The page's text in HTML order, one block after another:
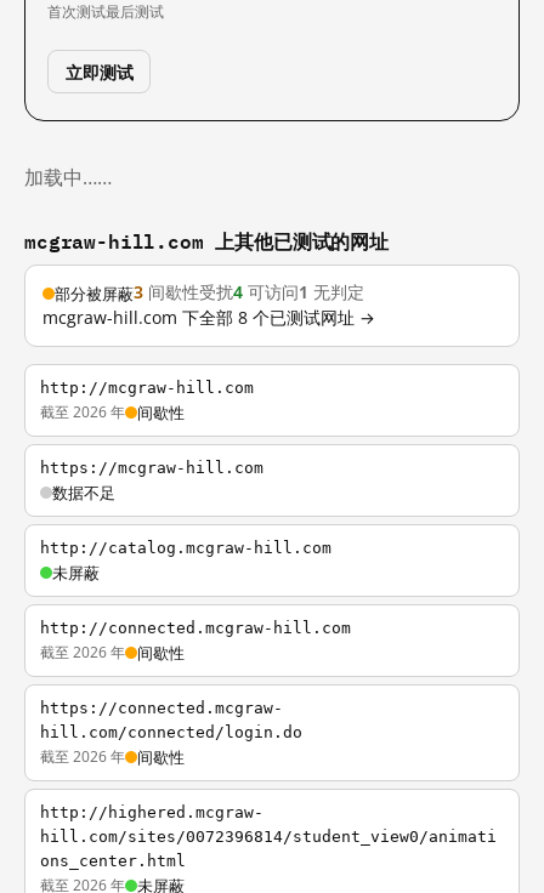
首次测试最后测试
立即测试
加载中……
mcgraw-hill.com 上其他已测试的网址
部分被屏蔽3 间歇性受扰4 可访问1 无判定
mcgraw-hill.com 下全部 8 个已测试网址 →
http://mcgraw-hill.com
截至 2026 年 间歇性
https://mcgraw-hill.com
数据不足
http://catalog.mcgraw-hill.com
未屏蔽
http://connected.mcgraw-hill.com
截至 2026 年 间歇性
https://connected.mcgraw-
hill.com/connected/login.do
截至 2026 年 间歇性
http://highered.mcgraw-
hill.com/sites/0072396814/student_view0/animati
ons_center.html
截至 2026 年 未屏蔽